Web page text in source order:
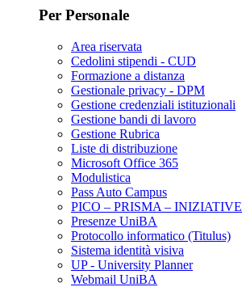
Per Personale
Area riservata
Cedolini stipendi - CUD
Formazione a distanza
Gestionale privacy - DPM
Gestione credenziali istituzionali
Gestione bandi di lavoro
Gestione Rubrica
Liste di distribuzione
Microsoft Office 365
Modulistica
Pass Auto Campus
PICO – PRISMA – INIZIATIVE
Presenze UniBA
Protocollo informatico (Titulus)
Sistema identità visiva
UP - University Planner
Webmail UniBA